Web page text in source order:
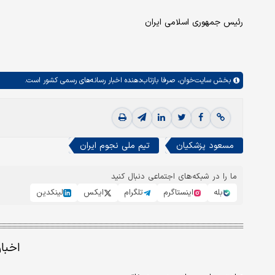
رئیس جمهوری اسلامی ایران
بخش سایت‌خوان، صرفا بازتاب‌دهنده اخبار رسانه‌های رسمی کشور است.
مسعود پزشکیان تیم ملی نجوم ایران
ما را در شبکه‌های اجتماعی دنبال کنید
بله
اینستاگرم تلگرام ایکس لینکدین